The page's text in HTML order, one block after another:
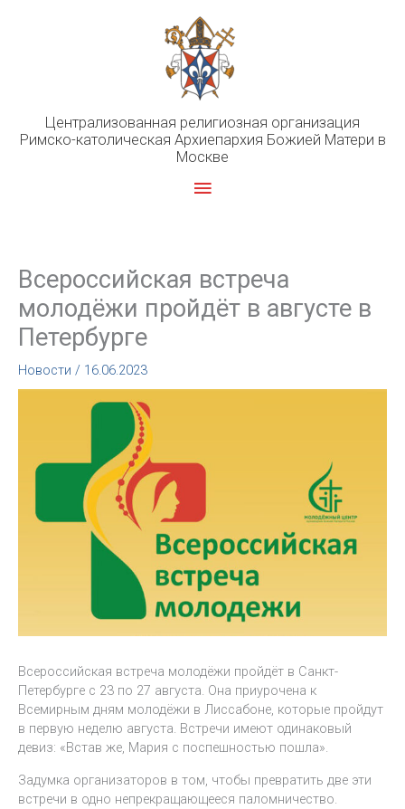
Централизованная религиозная организация
Римско-католическая Архиепархия Божией Матери в
Москве
Главное
Всероссийская встреча
молодёжи пройдёт в августе в
Петербурге
Новости / 16.06.2023
Всероссийская встреча молодёжи пройдёт в Санкт-
Петербурге с 23 по 27 августа. Она приурочена к
Всемирным дням молодёжи в Лиссабоне, которые пройдут
в первую неделю августа. Встречи имеют одинаковый
девиз: «Встав же, Мария с поспешностью пошла».
Задумка организаторов в том, чтобы превратить две эти
встречи в одно непрекращающееся паломничество.